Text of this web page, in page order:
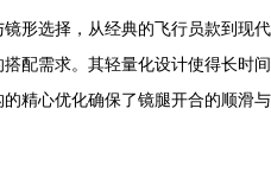
形选择，从经典的飞行员款到现代
配需求。其轻量化设计使得长时间
精心优化确保了镜腿开合的顺滑与